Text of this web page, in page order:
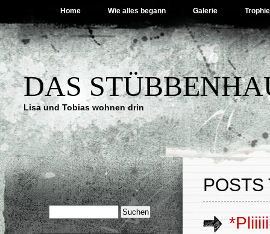
Home Wie alles begann Galerie
DAS
Lisa und Tobias wohnen drin
POSTS